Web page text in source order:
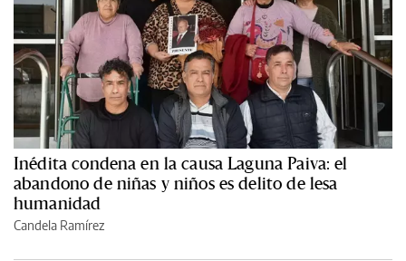
Inédita condena en la causa Laguna Paiva: el
abandono de niñas y niños es delito de lesa
humanidad
Candela Ramírez